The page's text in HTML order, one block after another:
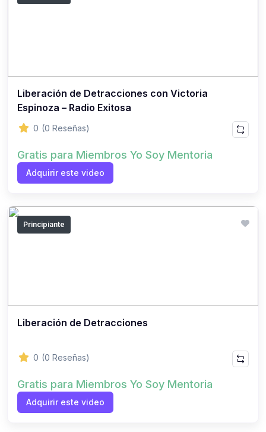
Liberación de Detracciones con Victoria
Espinoza – Radio Exitosa
0 (0 Reseñas)
Gratis para Miembros Yo Soy Mentoria
Adquirir este video
Principiante
Liberación de Detracciones
0 (0 Reseñas)
Gratis para Miembros Yo Soy Mentoria
Adquirir este video